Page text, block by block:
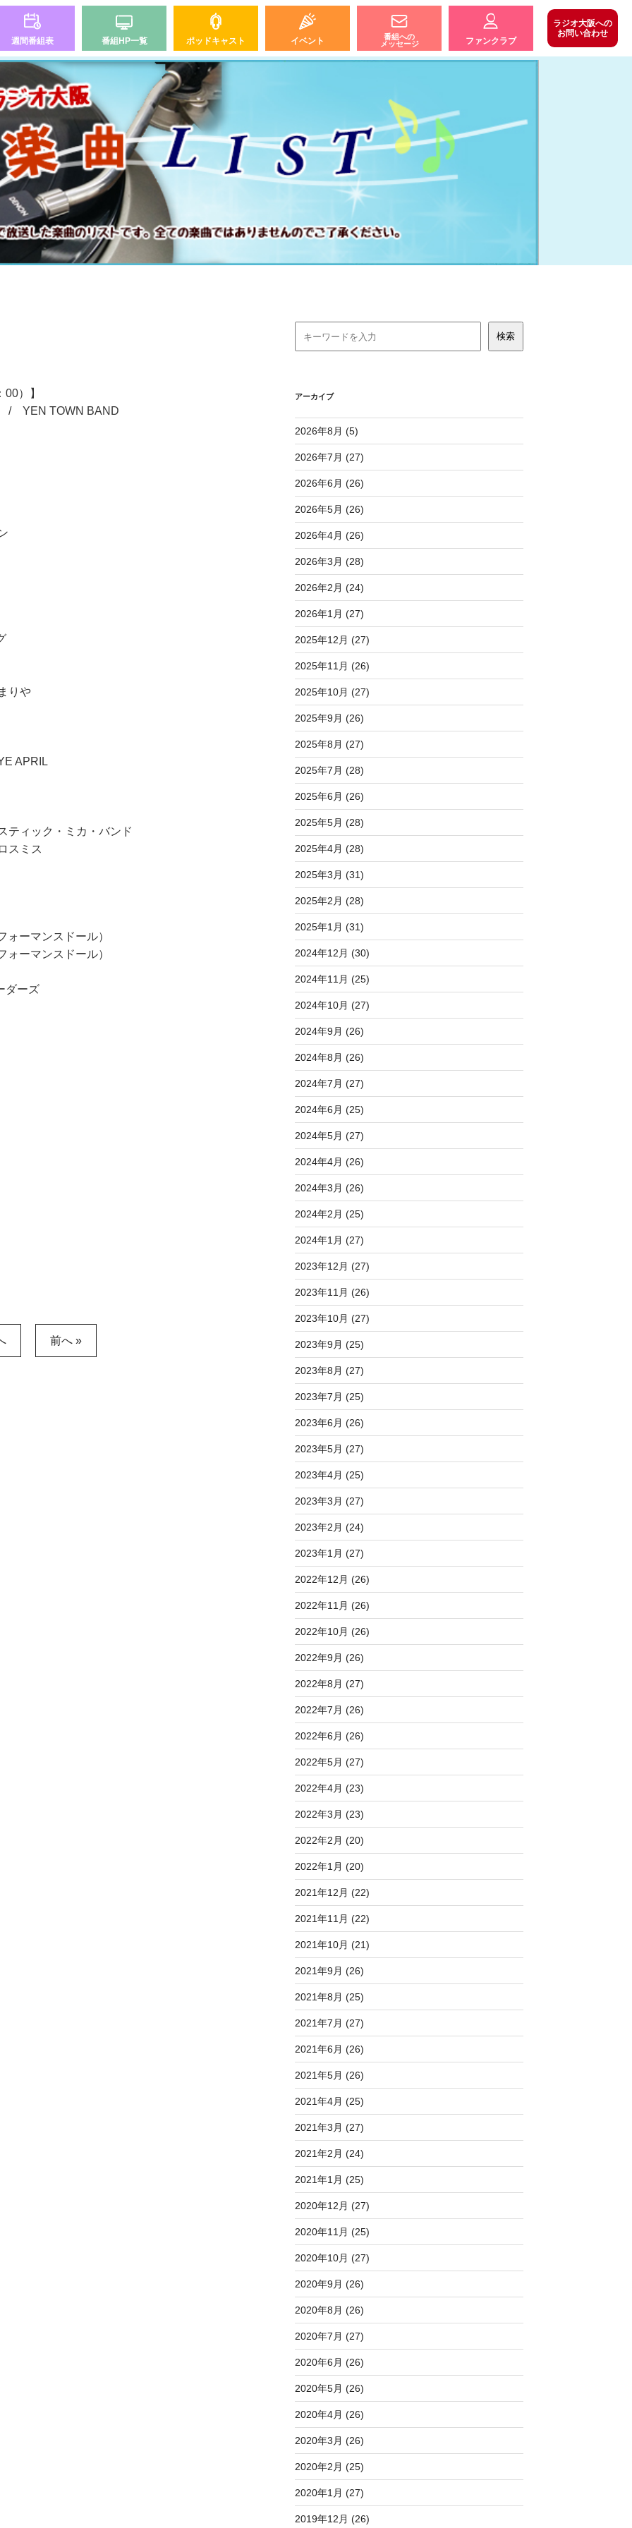
週間番組表 番組HP一覧 ポッドキャスト イベント
番組への
メッセージ
ファンクラブ
ラジオ大阪への
お問い合わせ
）】
/ YEN TOWN BAND
りや
APRIL
ィック・ミカ・バンド
スミス
マンスドール）
マンスドール）
ーズ
前へ »
アーカイブ
2026年8月 (5)
2026年7月 (27)
2026年6月 (26)
2026年5月 (26)
2026年4月 (26)
2026年3月 (28)
2026年2月 (24)
2026年1月 (27)
2025年12月 (27)
2025年11月 (26)
2025年10月 (27)
2025年9月 (26)
2025年8月 (27)
2025年7月 (28)
2025年6月 (26)
2025年5月 (28)
2025年4月 (28)
2025年3月 (31)
2025年2月 (28)
2025年1月 (31)
2024年12月 (30)
2024年11月 (25)
2024年10月 (27)
2024年9月 (26)
2024年8月 (26)
2024年7月 (27)
2024年6月 (25)
2024年5月 (27)
2024年4月 (26)
2024年3月 (26)
2024年2月 (25)
2024年1月 (27)
2023年12月 (27)
2023年11月 (26)
2023年10月 (27)
2023年9月 (25)
2023年8月 (27)
2023年7月 (25)
2023年6月 (26)
2023年5月 (27)
2023年4月 (25)
2023年3月 (27)
2023年2月 (24)
2023年1月 (27)
2022年12月 (26)
2022年11月 (26)
2022年10月 (26)
2022年9月 (26)
2022年8月 (27)
2022年7月 (26)
2022年6月 (26)
2022年5月 (27)
2022年4月 (23)
2022年3月 (23)
2022年2月 (20)
2022年1月 (20)
2021年12月 (22)
2021年11月 (22)
2021年10月 (21)
2021年9月 (26)
2021年8月 (25)
2021年7月 (27)
2021年6月 (26)
2021年5月 (26)
2021年4月 (25)
2021年3月 (27)
2021年2月 (24)
2021年1月 (25)
2020年12月 (27)
2020年11月 (25)
2020年10月 (27)
2020年9月 (26)
2020年8月 (26)
2020年7月 (27)
2020年6月 (26)
2020年5月 (26)
2020年4月 (26)
2020年3月 (26)
2020年2月 (25)
2020年1月 (27)
2019年12月 (26)